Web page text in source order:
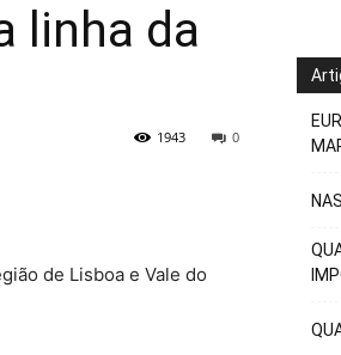
linha da
0
1943
de Lisboa e Vale do